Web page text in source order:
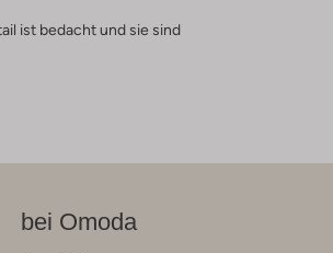
ist bedacht und sie sind
bei Omoda